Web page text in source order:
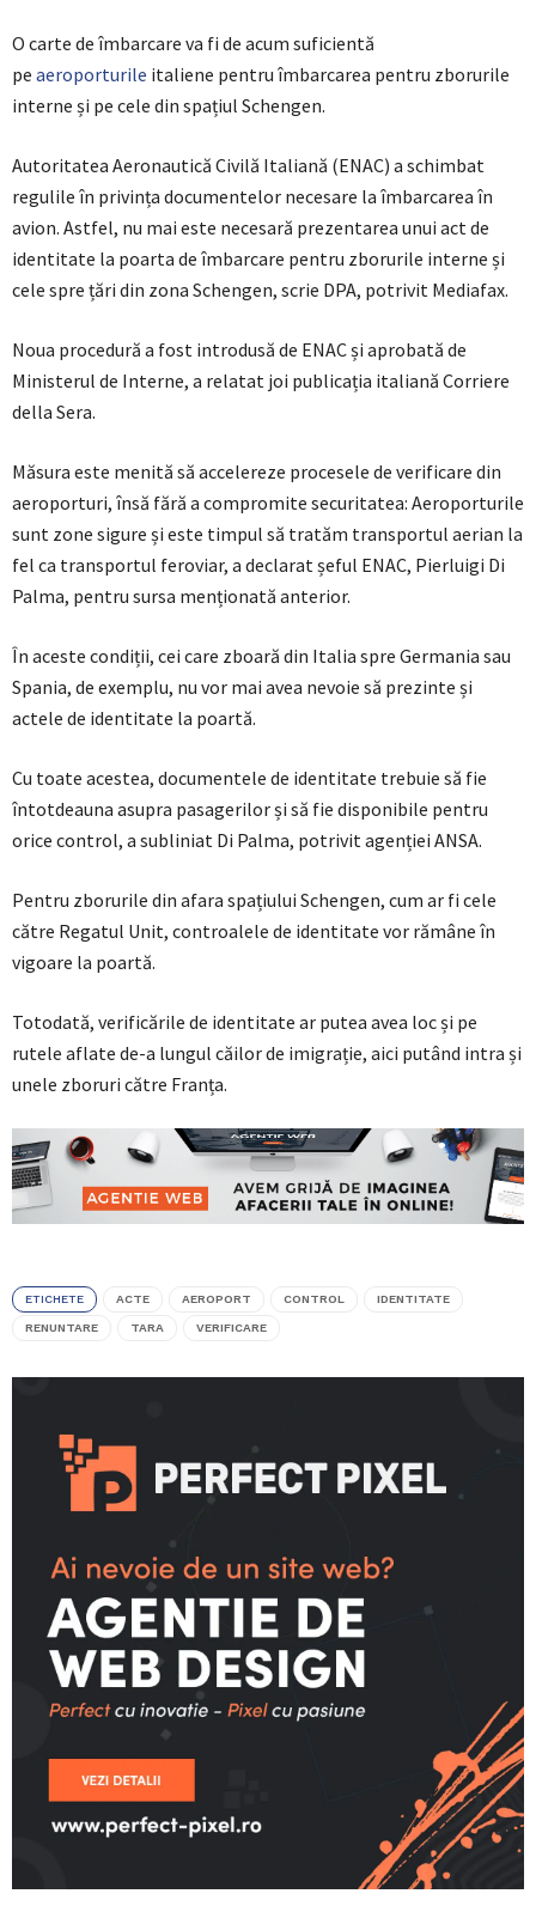
O carte de îmbarcare va fi de acum suficientă
pe aeroporturile italiene pentru îmbarcarea pentru zborurile
interne și pe cele din spațiul Schengen.
Autoritatea Aeronautică Civilă Italiană (ENAC) a schimbat
regulile în privința documentelor necesare la îmbarcarea în
avion. Astfel, nu mai este necesară prezentarea unui act de
identitate la poarta de îmbarcare pentru zborurile interne și
cele spre țări din zona Schengen, scrie DPA, potrivit Mediafax.
Noua procedură a fost introdusă de ENAC și aprobată de
Ministerul de Interne, a relatat joi publicația italiană Corriere
della Sera.
Măsura este menită să accelereze procesele de verificare din
aeroporturi, însă fără a compromite securitatea: Aeroporturile
sunt zone sigure și este timpul să tratăm transportul aerian la
fel ca transportul feroviar, a declarat șeful ENAC, Pierluigi Di
Palma, pentru sursa menționată anterior.
În aceste condiții, cei care zboară din Italia spre Germania sau
Spania, de exemplu, nu vor mai avea nevoie să prezinte și
actele de identitate la poartă.
Cu toate acestea, documentele de identitate trebuie să fie
întotdeauna asupra pasagerilor și să fie disponibile pentru
orice control, a subliniat Di Palma, potrivit agenției ANSA.
Pentru zborurile din afara spațiului Schengen, cum ar fi cele
către Regatul Unit, controalele de identitate vor rămâne în
vigoare la poartă.
Totodată, verificările de identitate ar putea avea loc și pe
rutele aflate de-a lungul căilor de imigrație, aici putând intra și
unele zboruri către Franța.
ETICHETE ACTE AEROPORT CONTROL IDENTITATE
RENUNTARE TARA VERIFICARE